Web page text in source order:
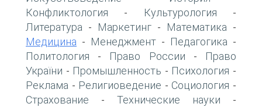
Конфликтология - Культурология -
Литература - Маркетинг - Математика -
Медицина - Менеджмент - Педагогика -
Политология - Право России -
Право
України - Промышленность - Психология -
Реклама - Религиоведение - Социология -
Страхование - Технические науки -